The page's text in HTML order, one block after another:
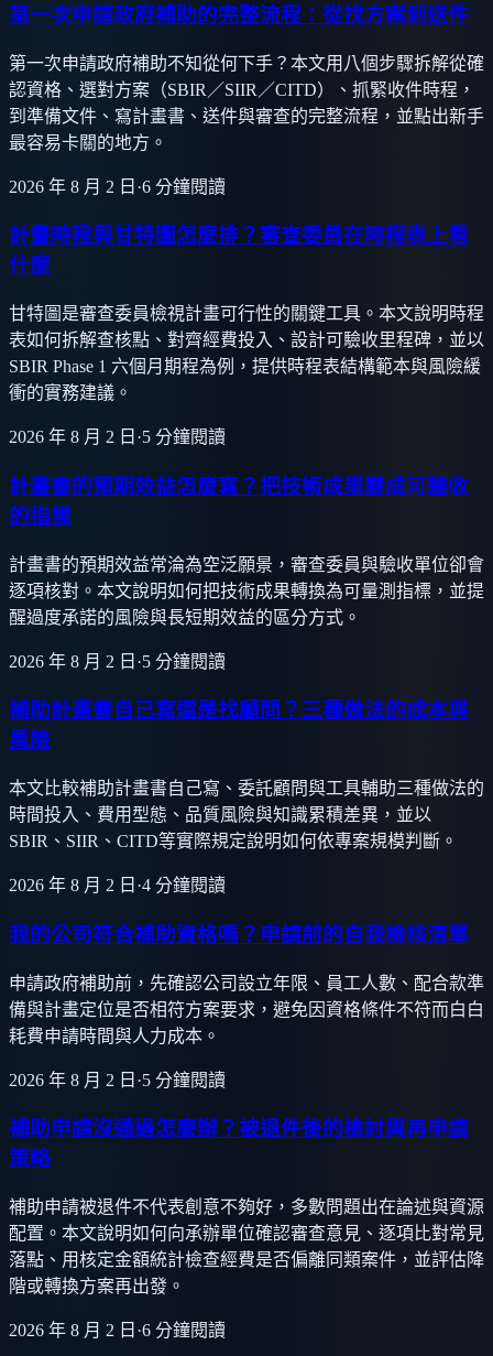
第一次申請政府補助的完整流程：從找方案到送件
第一次申請政府補助不知從何下手？本文用八個步驟拆解從確
認資格、選對方案（SBIR／SIIR／CITD）、抓緊收件時程，
到準備文件、寫計畫書、送件與審查的完整流程，並點出新手
最容易卡關的地方。
2026 年 8 月 2 日 ·6 分鐘閱讀
計畫時程與甘特圖怎麼排？審查委員在時程表上看
什麼
甘特圖是審查委員檢視計畫可行性的關鍵工具。本文說明時程
表如何拆解查核點、對齊經費投入、設計可驗收里程碑，並以
SBIR Phase 1 六個月期程為例，提供時程表結構範本與風險緩
衝的實務建議。
2026 年 8 月 2 日 ·5 分鐘閱讀
計畫書的預期效益怎麼寫？把技術成果變成可驗收
的指標
計畫書的預期效益常淪為空泛願景，審查委員與驗收單位卻會
逐項核對。本文說明如何把技術成果轉換為可量測指標，並提
醒過度承諾的風險與長短期效益的區分方式。
2026 年 8 月 2 日 ·5 分鐘閱讀
補助計畫書自己寫還是找顧問？三種做法的成本與
風險
本文比較補助計畫書自己寫、委託顧問與工具輔助三種做法的
時間投入、費用型態、品質風險與知識累積差異，並以
SBIR、SIIR、CITD等實際規定說明如何依專案規模判斷。
2026 年 8 月 2 日 ·4 分鐘閱讀
我的公司符合補助資格嗎？申請前的自我檢核清單
申請政府補助前，先確認公司設立年限、員工人數、配合款準
備與計畫定位是否相符方案要求，避免因資格條件不符而白白
耗費申請時間與人力成本。
2026 年 8 月 2 日 ·5 分鐘閱讀
補助申請沒通過怎麼辦？被退件後的檢討與再申請
策略
補助申請被退件不代表創意不夠好，多數問題出在論述與資源
配置。本文說明如何向承辦單位確認審查意見、逐項比對常見
落點、用核定金額統計檢查經費是否偏離同類案件，並評估降
階或轉換方案再出發。
2026 年 8 月 2 日 ·6 分鐘閱讀